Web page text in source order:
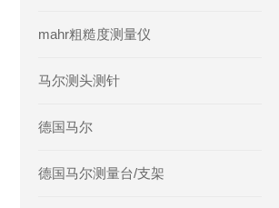
mahr粗糙度测量仪
马尔测头测针
德国马尔
德国马尔测量台/支架